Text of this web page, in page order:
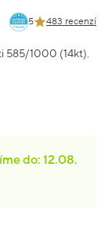
5 483 recenzí
585/1000 (14kt).
do: 12.08.